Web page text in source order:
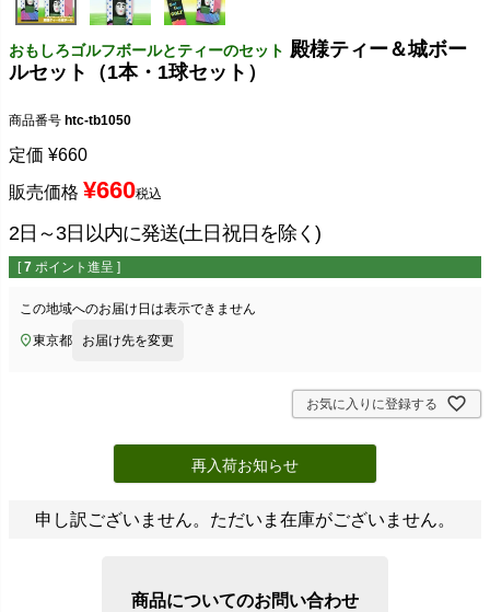
おもしろゴルフボールとティーのセット 殿様ティー＆城ボー
ルセット（1本・1球セット）
商品番号 htc-tb1050
定価 ¥660
販売価格 ¥660税込
2日～3日以内に発送(土日祝日を除く)
[ 7 ポイント進呈 ]
この地域へのお届け日は表示できません
東京都 お届け先を変更
お気に入りに登録する
再入荷お知らせ
申し訳ございません。ただいま在庫がございません。
商品についてのお問い合わせ